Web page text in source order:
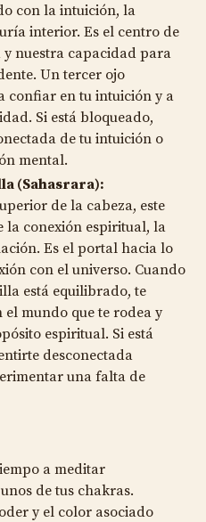
con la intuición, la
interior. Es el centro de
nuestra capacidad para
Un tercer ojo
confiar en tu intuición y a
Si está bloqueado,
de tu intuición o
mental.
(Sahasrara):
de la cabeza, este
la conexión espiritual, la
Es el portal hacia lo
con el universo. Cuando
está equilibrado, te
el mundo que te rodea y
espiritual. Si está
desconectada
una falta de
a meditar
de tus chakras.
y el color asociado